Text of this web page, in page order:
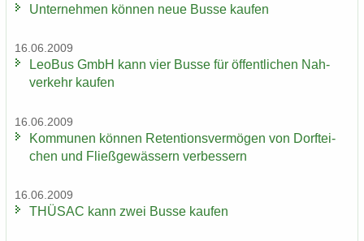
Un­ter­neh­men kön­nen neue Busse kau­fen
16.06.2009
LeoBus GmbH kann vier Busse für öf­fent­li­chen Nah­
ver­kehr kau­fen
16.06.2009
Kom­mu­nen kön­nen Re­ten­ti­ons­ver­mö­gen von Dorf­tei­
chen und Fließ­ge­wäs­sern ver­bes­sern
16.06.2009
THÜ­SAC kann zwei Busse kau­fen